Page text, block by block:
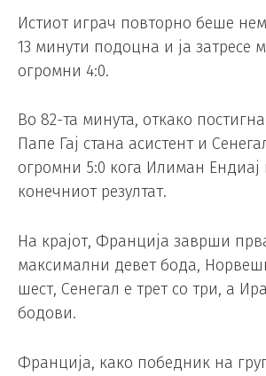
Истиот играч повторно беше
13 минути подоцна и ја затресе
огромни 4:0.
Во 82-та минута, откако
Папе Гај стана асистент и
огромни 5:0 кога Илиман Ендиај
конечниот резултат.
На крајот, Франција заврши
максимални девет бода,
шест, Сенегал е трет со три, а
бодови.
Франција, како победник на